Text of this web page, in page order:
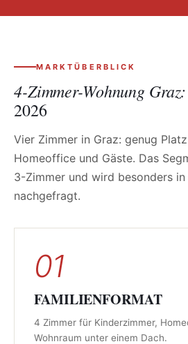
MARKTÜBERBLICK
4-Zimmer-Wohnung
2026
Vier Zimmer in Graz: genug
Homeoffice und Gäste. Das
3-Zimmer und wird besonders
nachgefragt.
01
FAMILIENFORMAT
4 Zimmer für Kinderzimmer,
Wohnraum unter einem Dach.